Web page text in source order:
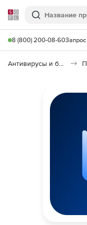
Softline
Поиск
8 (800) 200-08-60
Антивирусы и безопасность